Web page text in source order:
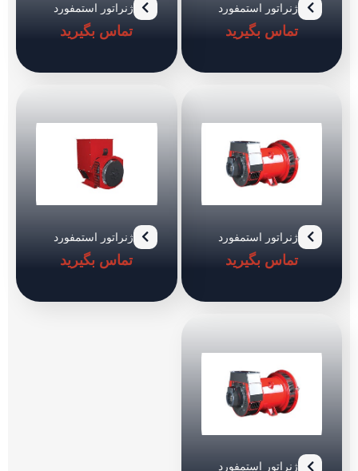
ژنراتور استمفورد
مدل S4L1D-F
تماس بگیرید
ژنراتور استمفورد
مدل UCDI274J
تماس بگیرید
ژنراتور استمفورد
مدل UCDI274K
تماس بگیرید
ژنراتور استمفورد
مدل UCI224C
تماس بگیرید
ژنراتور استمفورد